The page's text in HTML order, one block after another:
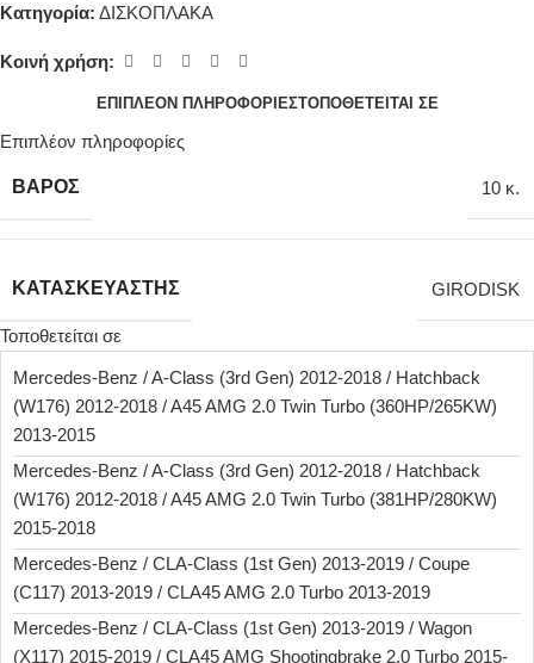
Κατηγορία: ΔΙΣΚΟΠΛΑΚΑ
Κοινή χρήση:
ΕΠΙΠΛΈΟΝ ΠΛΗΡΟΦΟΡΊΕΣΤΟΠΟΘΕΤΕΊΤΑΙ ΣΕ
Επιπλέον πληροφορίες
ΒΆΡΟΣ 10 κ.
ΚΑΤΑΣΚΕΥΑΣΤΉΣ GIRODISK
Τοποθετείται σε
Mercedes-Benz / A-Class (3rd Gen) 2012-2018 / Hatchback
(W176) 2012-2018 / A45 AMG 2.0 Twin Turbo (360HP/265KW)
2013-2015
Mercedes-Benz / A-Class (3rd Gen) 2012-2018 / Hatchback
(W176) 2012-2018 / A45 AMG 2.0 Twin Turbo (381HP/280KW)
2015-2018
Mercedes-Benz / CLA-Class (1st Gen) 2013-2019 / Coupe
(C117) 2013-2019 / CLA45 AMG 2.0 Turbo 2013-2019
Mercedes-Benz / CLA-Class (1st Gen) 2013-2019 / Wagon
(X117) 2015-2019 / CLA45 AMG Shootingbrake 2.0 Turbo 2015-